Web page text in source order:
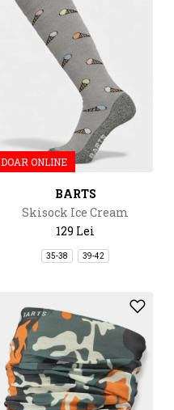
DOAR ONLINE
BARTS
Skisock Ice Cream
129 Lei
35-38 39-42